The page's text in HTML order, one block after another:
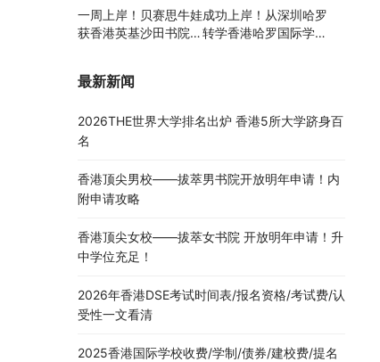
一周上岸！贝赛思牛娃
获香港英基沙田书院录
成功上岸！从深圳哈罗
转学香港哈罗国际学
最新新闻
2026THE世界大学排名出炉 香港5所大学跻身百
名
香港顶尖男校——拔萃男书院开放明年申请！内
附申请攻略
香港顶尖女校——拔萃女书院 开放明年申请！升
中学位充足！
2026年香港DSE考试时间表/报名资格/考试费/认
受性一文看清
2025香港国际学校收费/学制/债券/建校费/提名